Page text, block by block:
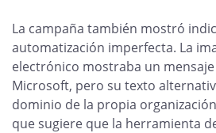
La campaña también mostró
automatización imperfecta. La
electrónico mostraba un
Microsoft, pero su texto
dominio de la propia
que sugiere que la herramienta